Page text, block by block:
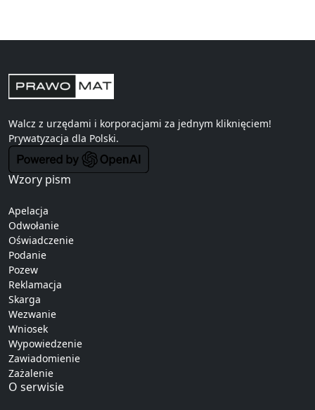
Walcz z urzędami i korporacjami za jednym kliknięciem!
Prywatyzacja dla Polski.
Wzory pism
Apelacja
Odwołanie
Oświadczenie
Podanie
Pozew
Reklamacja
Skarga
Wezwanie
Wniosek
Wypowiedzenie
Zawiadomienie
Zażalenie
O serwisie